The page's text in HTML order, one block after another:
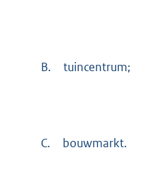
B. tuincentrum;
C. bouwmarkt.